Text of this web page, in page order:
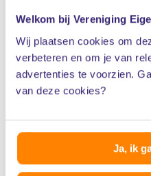
Welkom bij Vereniging
Wij plaatsen cookies om
verbeteren en om je van
advertenties te voorzien.
van deze cookies?
Ja, ik
schoorsteenveger en net
bij de schoorsteen te
jaarlijks de vonkenvanger